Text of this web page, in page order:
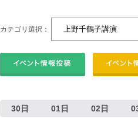
カテゴリ選択：
30日 01日 02日